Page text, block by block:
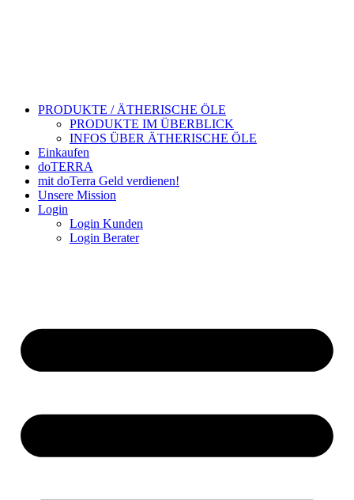
PRODUKTE / ÄTHERISCHE ÖLE
PRODUKTE IM ÜBERBLICK
INFOS ÜBER ÄTHERISCHE ÖLE
Einkaufen
doTERRA
mit doTerra Geld verdienen!
Unsere Mission
Login
Login Kunden
Login Berater